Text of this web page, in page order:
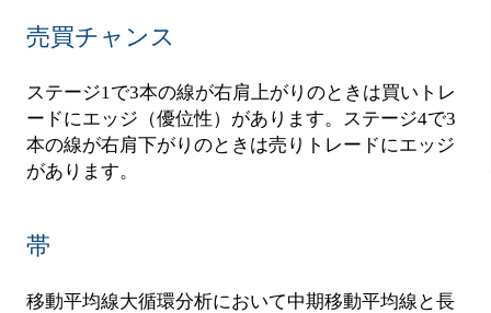
売買チャンス
ステージ1で3本の線が右肩上がりのときは買いトレ
ードにエッジ（優位性）があります。ステージ4で3
本の線が右肩下がりのときは売りトレードにエッジ
があります。
帯
移動平均線大循環分析において中期移動平均線と長